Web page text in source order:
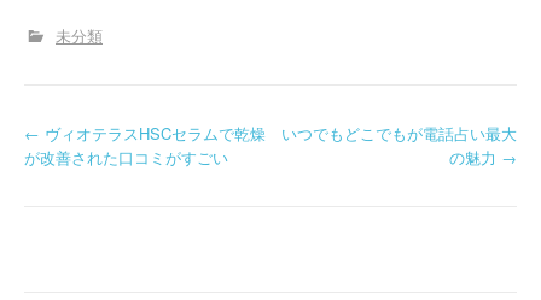
未分類
P
← ヴィオテラスHSCセラムで乾燥
が改善された口コミがすごい
いつでもどこでもが電話占い最大
の魅力 →